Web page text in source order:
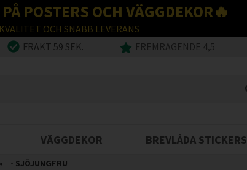
POSTERS OCH VÄGGDEKOR🔥
OCH SNABB LEVERANS
FRAKT 59 SEK. FREMRAGENDE 4,5
VÄGGDEKOR BREVLÅDA STICKERS
» - SJÖJUNGFRU